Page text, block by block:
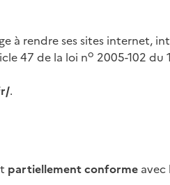
à rendre ses sites internet,
47 de la loi no 2005-102 du
.
partiellement conforme avec